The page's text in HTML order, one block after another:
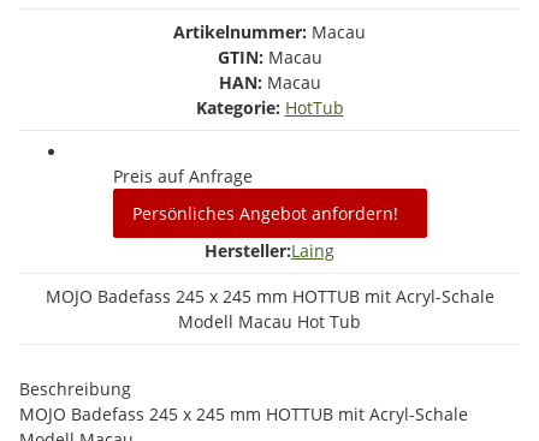
Artikelnummer: Macau
GTIN: Macau
HAN: Macau
Kategorie: HotTub
Preis auf Anfrage
Persönliches Angebot anfordern!
Hersteller:Laing
MOJO Badefass 245 x 245 mm HOTTUB mit Acryl-Schale
Modell Macau Hot Tub
Beschreibung
MOJO Badefass 245 x 245 mm HOTTUB mit Acryl-Schale